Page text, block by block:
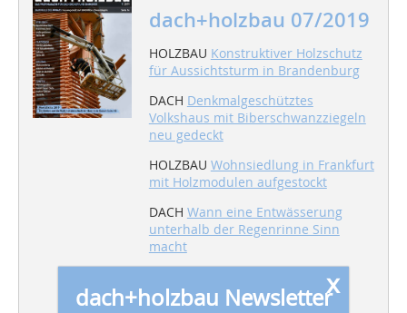
dach+holzbau 07/2019
HOLZBAU Konstruktiver Holzschutz
für Aussichtsturm in Brandenburg
DACH Denkmalgeschütztes
Volkshaus mit Biberschwanzziegeln
neu gedeckt
HOLZBAU Wohnsiedlung in Frankfurt
mit Holzmodulen aufgestockt
DACH Wann eine Entwässerung
unterhalb der Regenrinne Sinn
macht
Wandergesellen auf
Sommerbaustelle in Spanienx
dach+holzbau Newsletter